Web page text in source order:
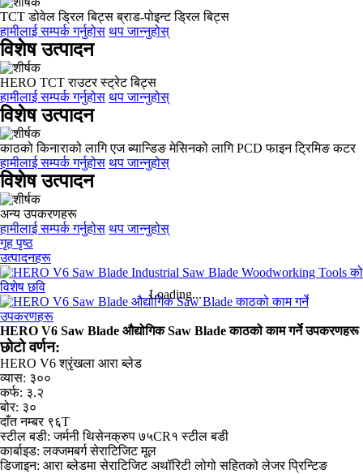
TCT डोवेल ड्रिल बिट्स ब्राड-पोइन्ट ड्रिल बिट्स
हामीलाई सम्पर्क गर्नुहोस थप जान्नुहोस्
विशेष उत्पादन
HERO TCT राउटर स्ट्रेट बिट्स
हामीलाई सम्पर्क गर्नुहोस थप जान्नुहोस्
विशेष उत्पादन
काठको किनाराको लागि एज ब्यान्डिङ मेसिनको लागि PCD फाइन ट्रिमिङ कटर
हामीलाई सम्पर्क गर्नुहोस थप जान्नुहोस्
विशेष उत्पादन
अन्य उपकरणहरू
हामीलाई सम्पर्क गर्नुहोस थप जान्नुहोस्
गृह पृष्ठ
उत्पादनहरू
Loading...
HERO V6 Saw Blade औद्योगिक Saw Blade काठको काम गर्ने उपकरणहरू
छोटो वर्णन:
HERO V6 श्रृंखला आरा ब्लेड
व्यास: ३००
कर्फ: ३.२
बोर: ३०
दाँत नम्बर ९६T
स्टील बडी: जर्मनी थिसेनक्रुप ७५CR१ स्टील बडी
कार्बाइड: लक्जमबर्ग सेराटिजिट मूल
डिजाइन: आरा ब्लेडमा सेराटिजिट अथॉरिटी लोगो सहितको लेजर प्रिन्टिङ